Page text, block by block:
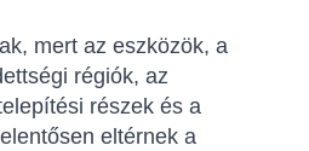
mert az eszközök, a
régiók, az
részek és a
eltérnek a